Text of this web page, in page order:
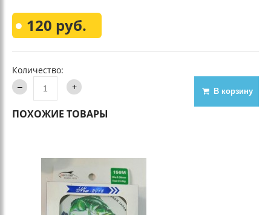
120 руб.
Количество:
В корзину
ПОХОЖИЕ ТОВАРЫ